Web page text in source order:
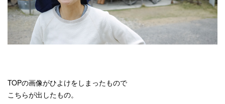
TOPの画像がひよけをしまったもので
こちらが出したもの。